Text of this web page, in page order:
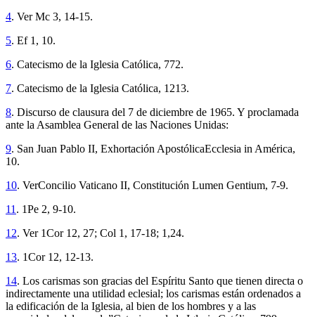
4. Ver Mc 3, 14-15.
5. Ef 1, 10.
6. Catecismo de la Iglesia Católica, 772.
7. Catecismo de la Iglesia Católica, 1213.
8. Discurso de clausura del 7 de diciembre de 1965. Y proclamada
ante la Asamblea General de las Naciones Unidas:
9. San Juan Pablo II, Exhortación ApostólicaEcclesia in América,
10.
10. VerConcilio Vaticano II, Constitución Lumen Gentium, 7-9.
11 . 1Pe 2, 9-10.
12. Ver 1Cor 12, 27; Col 1, 17-18; 1,24.
13. 1Cor 12, 12-13.
14. Los carismas son gracias del Espíritu Santo que tienen directa o
indirectamente una utilidad eclesial; los carismas están ordenados a
la edificación de la Iglesia, al bien de los hombres y a las